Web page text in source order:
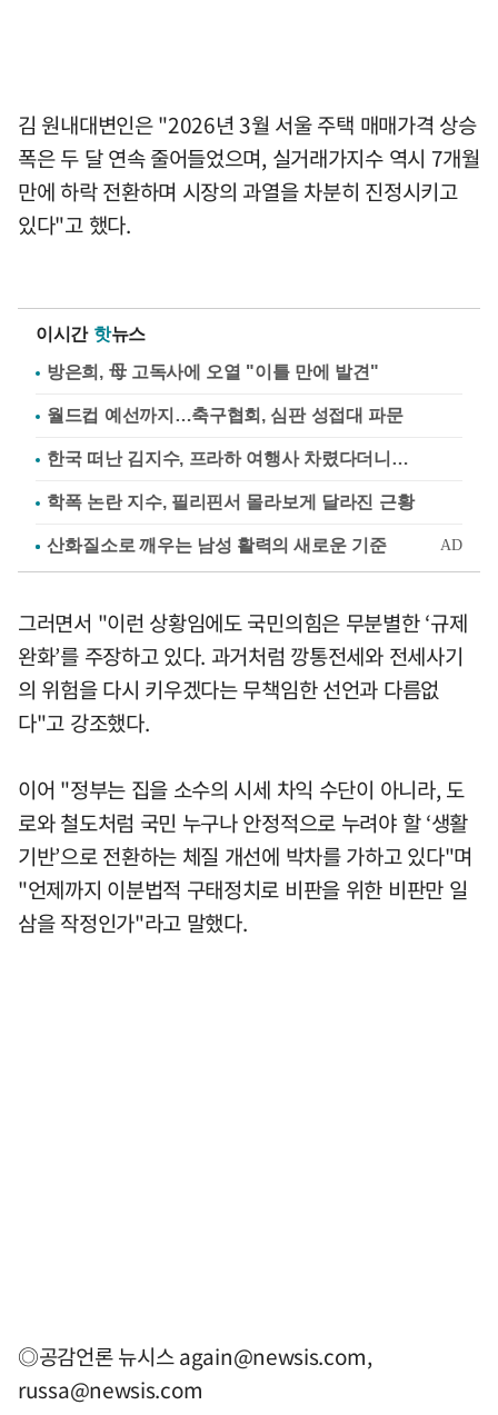
김 원내대변인은 "2026년 3월 서울 주택 매매가격 상승
폭은 두 달 연속 줄어들었으며, 실거래가지수 역시 7개월
만에 하락 전환하며 시장의 과열을 차분히 진정시키고
있다"고 했다.
이시간 핫뉴스
방은희, 母 고독사에 오열 "이틀 만에 발견"
월드컵 예선까지…축구협회, 심판 성접대 파문
한국 떠난 김지수, 프라하 여행사 차렸다더니…
학폭 논란 지수, 필리핀서 몰라보게 달라진 근황
그러면서 "이런 상황임에도 국민의힘은 무분별한 ‘규제
완화’를 주장하고 있다. 과거처럼 깡통전세와 전세사기
의 위험을 다시 키우겠다는 무책임한 선언과 다름없
다"고 강조했다.
이어 "정부는 집을 소수의 시세 차익 수단이 아니라, 도
로와 철도처럼 국민 누구나 안정적으로 누려야 할 ‘생활
기반’으로 전환하는 체질 개선에 박차를 가하고 있다"며
"언제까지 이분법적 구태정치로 비판을 위한 비판만 일
삼을 작정인가"라고 말했다.
◎공감언론 뉴시스again@newsis.com,
russa@newsis.com